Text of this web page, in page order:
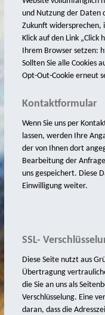
…oder liebe oder…
beeil dich langsam
Kleine Freiheit
Mit Kunst Reisen
Autoren
Shop
so finden Sie mich
Kontakt
Impressum/
und Nutzung der Daten
Zukunft widersprechen,
Klick auf den Link „Click
Ihrem Browser setzen:
Sollten Sie alle Cookies
Opt-Out-Cookie erneut
Kontaktformular
Wenn Sie uns per
lassen, werden Ihre
der von Ihnen dort
Bearbeitung der
uns gespeichert. Diese
Einwilligung weiter.
SSL-
Diese Seite nutzt aus
Übertragung
die Sie an uns als
Verschlüsselung. Eine
daran, dass die